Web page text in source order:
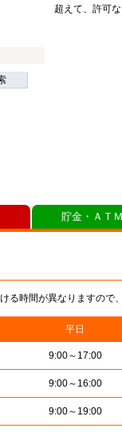
超えて、許可
る時間が異なりますので
平日
9:00～17:00
9:00～16:00
9:00～19:00
貯金・ＡＴ